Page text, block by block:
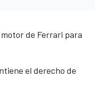
de Ferrari para
el derecho de